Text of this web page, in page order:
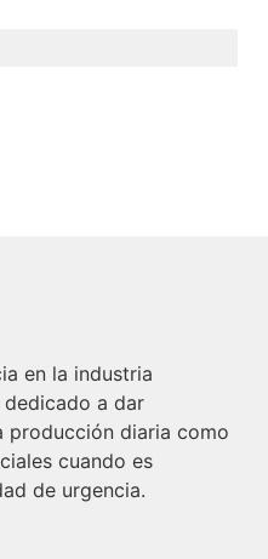
en la industria
dedicado a dar
producción diaria como
cuando es
de urgencia.